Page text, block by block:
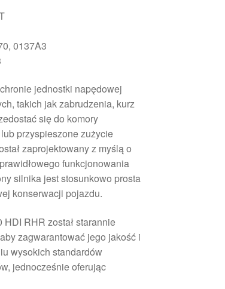
0137A3
jednostki napędowej
takich jak zabrudzenia, kurz
się do komory
przyspieszone zużycie
zaprojektowany z myślą o
funkcjonowania
silnika jest stosunkowo prosta
konserwacji pojazdu.
RHR został starannie
zagwarantować jego jakość i
wysokich standardów
jednocześnie oferując